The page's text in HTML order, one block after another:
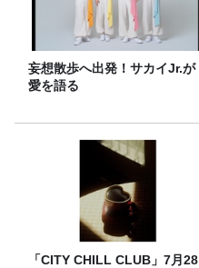
妄想散歩へ出発！サカイJr.が
愛を語る
「CITY CHILL CLUB」7月28